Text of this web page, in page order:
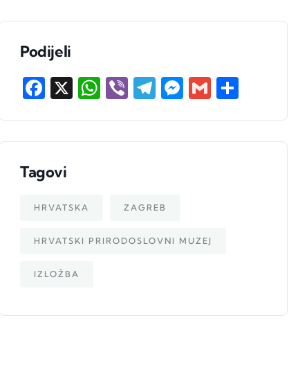
Podijeli
Facebook
X WhatsApp
ViberTelegram
Messenger
Gmail
Tagovi
HRVATSKA ZAGREB
HRVATSKI PRIRODOSLOVNI MUZEJ
IZLOŽBA